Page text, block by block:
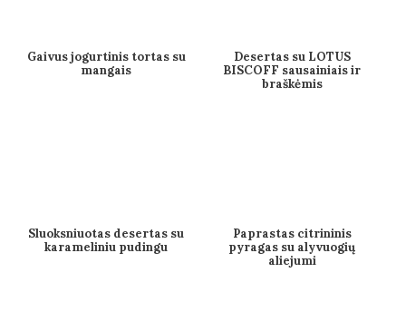
Gaivus jogurtinis tortas su
mangais
Desertas su LOTUS
BISCOFF sausainiais ir
braškėmis
Sluoksniuotas desertas su
karameliniu pudingu
Paprastas citrininis
pyragas su alyvuogių
aliejumi